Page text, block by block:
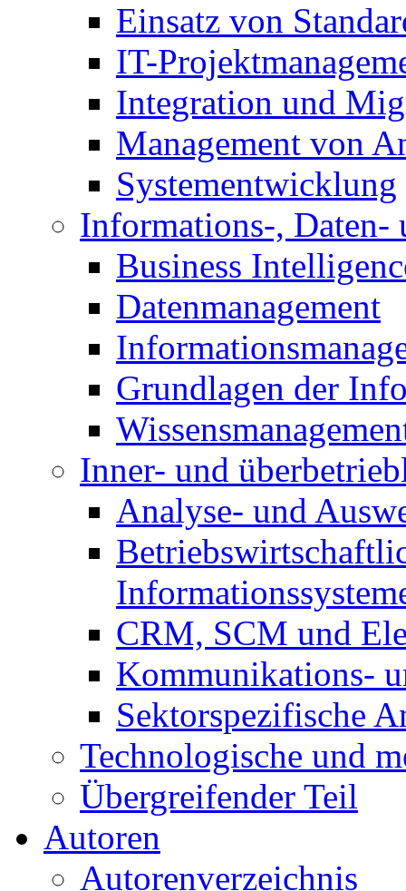
Einsatz von
IT-
Integration und
Management von
Systementwicklung
Informations-, Daten-
Business
Datenmanagement
Grundlagen der
Inner- und
Analyse- und
CRM, SCM und
Kommunikations-
Sektorspezifische
Technologische und
Übergreifender Teil
Autoren
Autorenverzeichnis